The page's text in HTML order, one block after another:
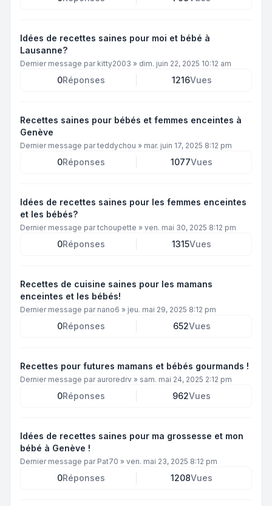
Idées de recettes saines pour moi et bébé à
Lausanne?
Dernier message par kitty2003 » dim. juin 22, 2025 10:12 am
0Réponses 1216Vues
Recettes saines pour bébés et femmes enceintes à
Genève
Dernier message parteddychou » mar. juin 17, 2025 8:12 pm
0Réponses 1077Vues
Idées de recettes saines pour les femmes enceintes
et les bébés?
Dernier message partchoupette » ven. mai 30, 2025 8:12 pm
0Réponses 1315Vues
Recettes de cuisine saines pour les mamans
enceintes et les bébés!
Dernier message par nano6 » jeu. mai 29, 2025 8:12 pm
0Réponses 652Vues
Recettes pour futures mamans et bébés gourmands !
Dernier message par auroredrv » sam. mai 24, 2025 2:12 pm
0Réponses 962Vues
Idées de recettes saines pour ma grossesse et mon
bébé à Genève !
Dernier message par Pat70 » ven. mai 23, 2025 8:12 pm
0Réponses 1208Vues